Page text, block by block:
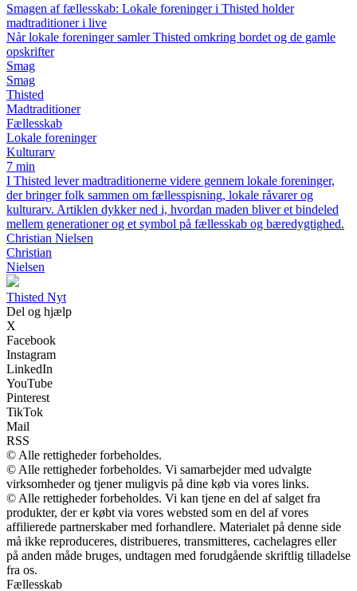
Smagen af fællesskab: Lokale foreninger i Thisted holder
madtraditioner i live
Når lokale foreninger samler Thisted omkring bordet og de gamle
opskrifter
Smag
Smag
Thisted
Madtraditioner
Fællesskab
Lokale foreninger
Kulturarv
7 min
I Thisted lever madtraditionerne videre gennem lokale foreninger,
der bringer folk sammen om fællesspisning, lokale råvarer og
kulturarv. Artiklen dykker ned i, hvordan maden bliver et bindeled
mellem generationer og et symbol på fællesskab og bæredygtighed.
Christian Nielsen
Christian
Nielsen
Thisted Nyt
Del og hjælp
X
Facebook
Instagram
LinkedIn
YouTube
Pinterest
TikTok
Mail
RSS
© Alle rettigheder forbeholdes.
© Alle rettigheder forbeholdes. Vi samarbejder med udvalgte
virksomheder og tjener muligvis på dine køb via vores links.
© Alle rettigheder forbeholdes. Vi kan tjene en del af salget fra
produkter, der er købt via vores websted som en del af vores
affilierede partnerskaber med forhandlere. Materialet på denne side
må ikke reproduceres, distribueres, transmitteres, cachelagres eller
på anden måde bruges, undtagen med forudgående skriftlig tilladelse
fra os.
Fællesskab